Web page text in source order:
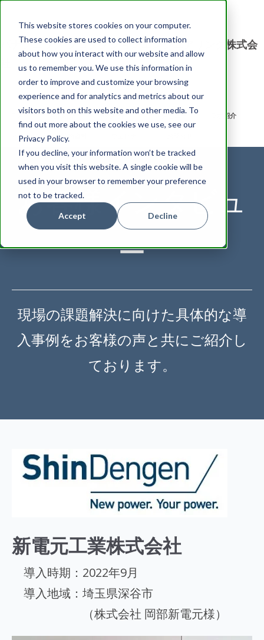
This website stores cookies on your computer.
These cookies are used to collect information
about how you interact with our website and allow
us to remember you. We use this information in
order to improve and customize your browsing
experience and for analytics and metrics about our
visitors both on this website and other media. To
find out more about the cookies we use, see our
Privacy Policy.
If you decline, your information won’t be tracked
when you visit this website. A single cookie will be
used in your browser to remember your preference
not to be tracked.
Accept Decline
パナソニック プロダクションエンジニアリング株式会
TOP 製品紹介 事例紹介 インタビュー ラボ紹介
イベント 技術資料
お客様インタビュ
ー
現場の課題解決に向けた具体的な導
入事例をお客様の声と共にご紹介し
ております。
新電元工業株式会社
導入時期：2022年9月
導入地域：埼玉県深谷市
（株式会社 岡部新電元様）